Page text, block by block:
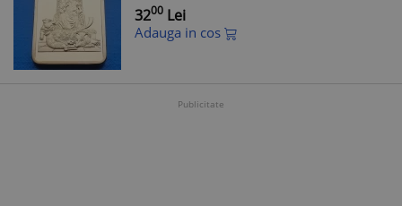
3200 Lei
Adauga in cos
Publicitate